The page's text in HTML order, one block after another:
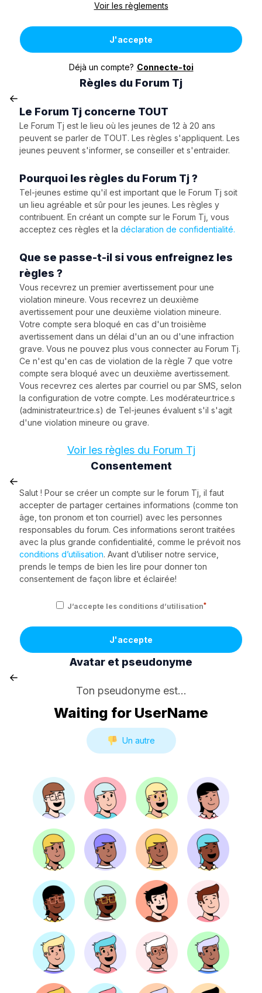
Voir les règlements
J'accepte
Déjà un compte? Connecte-toi
Règles du Forum Tj
Le Forum Tj concerne TOUT
Le Forum Tj est le lieu où les jeunes de 12 à 20 ans
peuvent se parler de TOUT. Les règles s'appliquent. Les
jeunes peuvent s'informer, se conseiller et s'entraider.
Pourquoi les règles du Forum Tj ?
Tel-jeunes estime qu'il est important que le Forum Tj soit
un lieu agréable et sûr pour les jeunes. Les règles y
contribuent. En créant un compte sur le Forum Tj, vous
acceptez ces règles et la déclaration de confidentialité.
Que se passe-t-il si vous enfreignez les
règles ?
Vous recevrez un premier avertissement pour une
violation mineure. Vous recevrez un deuxième
avertissement pour une deuxième violation mineure.
Votre compte sera bloqué en cas d'un troisième
avertissement dans un délai d'un an ou d'une infraction
grave. Vous ne pouvez plus vous connecter au Forum Tj.
Ce n'est qu'en cas de violation de la règle 7 que votre
compte sera bloqué avec un deuxième avertissement.
Vous recevrez ces alertes par courriel ou par SMS, selon
la configuration de votre compte. Les modérateur.trice.s
(administrateur.trice.s) de Tel-jeunes évaluent s'il s'agit
d'une violation mineure ou grave.
Voir les règles du Forum Tj
Consentement
Salut ! Pour se créer un compte sur le forum Tj, il faut
accepter de partager certaines informations (comme ton
âge, ton pronom et ton courriel) avec les personnes
responsables du forum. Ces informations seront traitées
avec la plus grande confidentialité, comme le prévoit nos
conditions d’utilisation. Avant d’utiliser notre service,
prends le temps de bien les lire pour donner ton
consentement de façon libre et éclairée!
J’accepte les conditions d’utilisation*
J'accepte
Avatar et pseudonyme
Ton pseudonyme est...
Waiting for UserName
Un autre